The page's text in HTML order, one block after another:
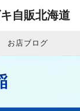
自販北海道
お店ブログ